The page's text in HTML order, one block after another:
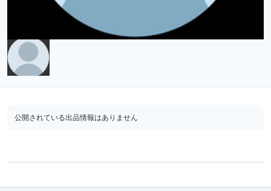
公開されている出品情報はありません